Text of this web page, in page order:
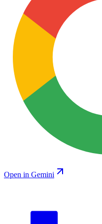
Open in Gemini